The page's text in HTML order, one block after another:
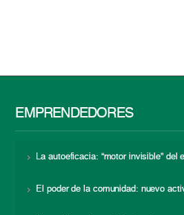
EMPRENDEDORES
La autoeficacia: “motor invisible” del
El poder de la comunidad: nuevo